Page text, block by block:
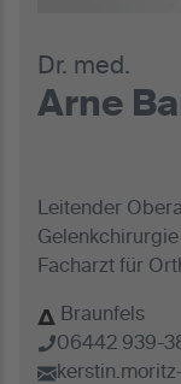
Dr. med.
Arne
Leitender
Gelenkchirurgie
Facharzt für
Braunfels
06442 939-